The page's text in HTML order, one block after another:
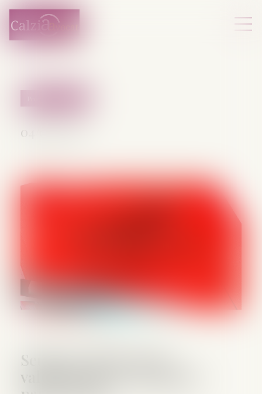
Seule la victime peut
valablement se constituer
04/07/2025